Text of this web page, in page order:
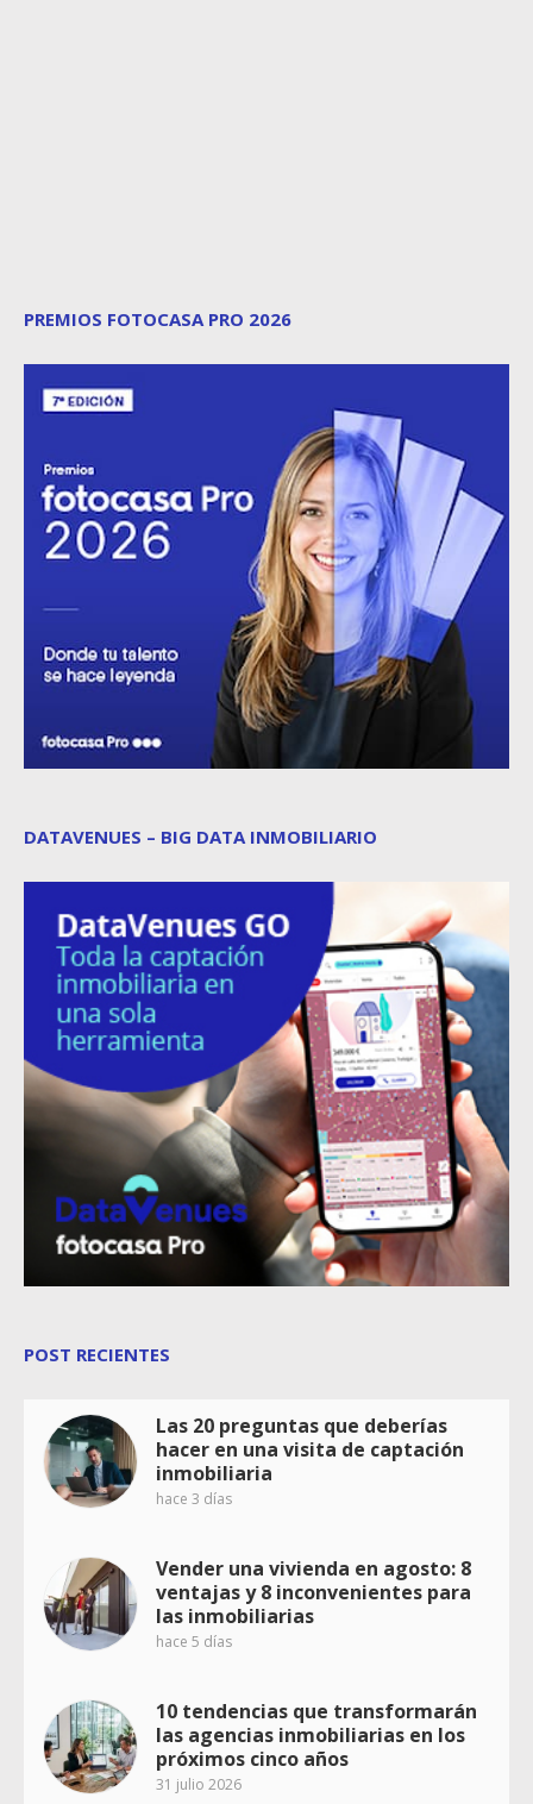
PREMIOS FOTOCASA PRO 2026
DATAVENUES – BIG DATA INMOBILIARIO
POST RECIENTES
Las 20 preguntas que deberías
hacer en una visita de captación
inmobiliaria
hace 3 días
Vender una vivienda en agosto: 8
ventajas y 8 inconvenientes para
las inmobiliarias
hace 5 días
10 tendencias que transformarán
las agencias inmobiliarias en los
próximos cinco años
31 julio 2026